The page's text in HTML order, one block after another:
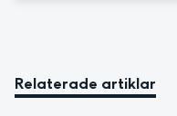
Relaterade artiklar